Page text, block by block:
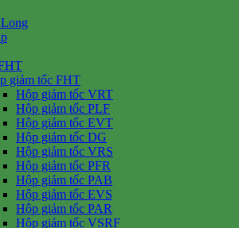
giảm tốc FHT
Hộp giảm tốc VRT
Hộp giảm tốc PLF
Hộp giảm tốc EVT
Hộp giảm tốc DG
Hộp giảm tốc VRS
Hộp giảm tốc PFR
Hộp giảm tốc PAB
Hộp giảm tốc EVS
Hộp giảm tốc PAR
Hộp giảm tốc VSRF